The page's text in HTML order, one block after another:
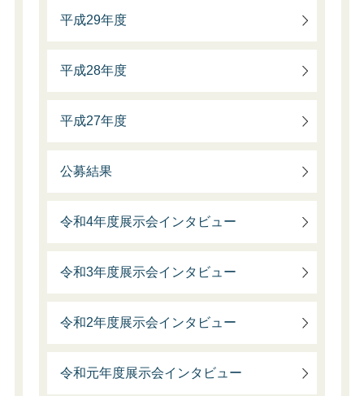
平成29年度
平成28年度
平成27年度
公募結果
令和4年度展示会インタビュー
令和3年度展示会インタビュー
令和2年度展示会インタビュー
令和元年度展示会インタビュー